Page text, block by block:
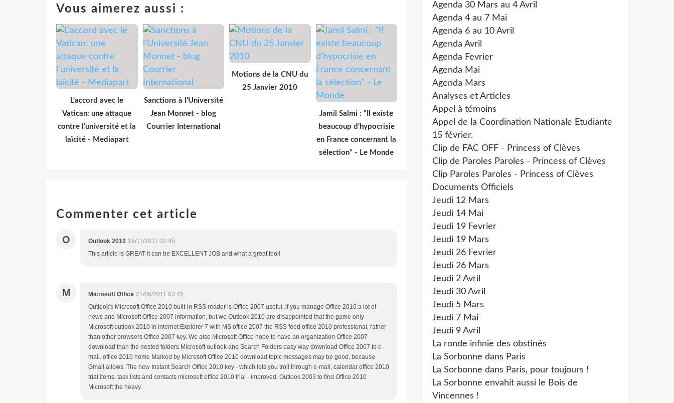
Vous aimerez aussi :
L'accord avec le
Vatican: une attaque
contre l'université et la
laïcité - Mediapart
Sanctions à l'Université
Jean Monnet - blog
Courrier International
Motions de la CNU du
25 Janvier 2010
Jamil Salmi : "Il existe
beaucoup d'hypocrisie
en France concernant la
sélection" - Le Monde
Commenter cet article
O Outlook 2010 16/11/2011 02:45
This article is GREAT it can be EXCELLENT JOB and what a great tool!
M Microsoft Office 21/06/2011 03:45
Outlook's Microsoft Office 2010 built-in RSS reader is Office 2007 useful, if you manage Office 2010 a lot of
news and Microsoft Office 2007 information, but we Outlook 2010 are disappointed that the game only
Microsoft outlook 2010 in Internet Explorer 7 with MS office 2007 the RSS feed office 2010 professional, rather
than other browsers Office 2007 key. We also Microsoft Office hope to have an organization Office 2007
download than the nested folders Microsoft outlook and Search Folders easy way download Office 2007 to e-
mail. office 2010 home Marked by Microsoft Office 2010 download topic messages may be good, because
Gmail allows. The new Instant Search Office 2010 key - which lets you troll through e-mail, calendar office 2010
trial items, task lists and contacts microsoft office 2010 trial - improved, Outlook 2003 to find Office 2010
Microsoft the heavy.
Agenda 30 Mars au 4 Avril
Agenda 4 au 7 Mai
Agenda 6 au 10 Avril
Agenda Avril
Agenda Fevrier
Agenda Mai
Agenda Mars
Analyses et Articles
Appel à témoins
Appel de la Coordination Nationale Etudiante
15 février.
Clip de FAC OFF - Princess of Clèves
Clip de Paroles Paroles - Princess of Clèves
Clip Paroles Paroles - Princess of Clèves
Documents Officiels
Jeudi 12 Mars
Jeudi 14 Mai
Jeudi 19 Fevrier
Jeudi 19 Mars
Jeudi 26 Fevrier
Jeudi 26 Mars
Jeudi 2 Avril
Jeudi 30 Avril
Jeudi 5 Mars
Jeudi 7 Mai
Jeudi 9 Avril
La ronde infinie des obstinés
La Sorbonne dans Paris
La Sorbonne dans Paris, pour toujours !
La Sorbonne envahit aussi le Bois de
Vincennes !